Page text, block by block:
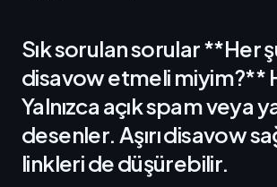
Sık sorulan sorular **Her
disavow etmeli miyim?**
Yalnızca açık spam veya
desenler. Aşırı disavow
linkleri de düşürebilir.